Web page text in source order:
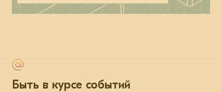
Быть в курсе событий